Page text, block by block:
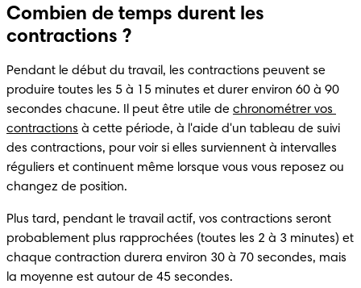
Combien de temps durent les
contractions ?
Pendant le début du travail, les contractions peuvent se
produire toutes les 5 à 15 minutes et durer environ 60 à 90
secondes chacune. Il peut être utile de chronométrer vos
contractions à cette période, à l'aide d'un tableau de suivi
des contractions, pour voir si elles surviennent à intervalles
réguliers et continuent même lorsque vous vous reposez ou
changez de position.
Plus tard, pendant le travail actif, vos contractions seront
probablement plus rapprochées (toutes les 2 à 3 minutes) et
chaque contraction durera environ 30 à 70 secondes, mais
la moyenne est autour de 45 secondes.